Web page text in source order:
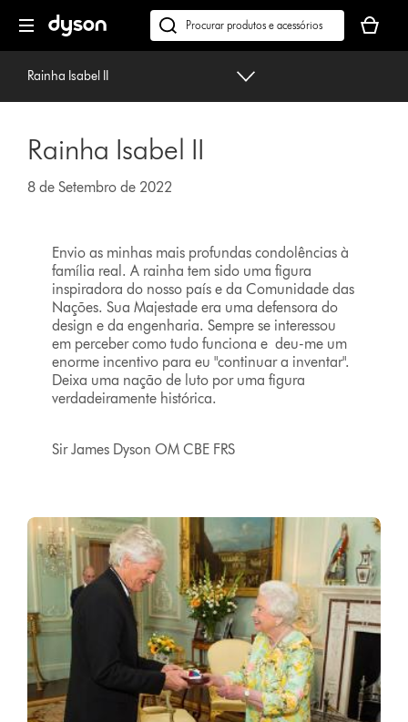
seguinte
Pesquisar
em
seu
cesto
Rainha Isabel II
Rainha Isabel II
8 de Setembro de 2022
Envio as minhas mais profundas condolências à
família real. A rainha tem sido uma figura
inspiradora do nosso país e da Comunidade das
Nações. Sua Majestade era uma defensora do
design e da engenharia. Sempre se interessou
em perceber como tudo funciona e deu-me um
enorme incentivo para eu "continuar a inventar".
Deixa uma nação de luto por uma figura
verdadeiramente histórica.
Sir James Dyson OM CBE FRS